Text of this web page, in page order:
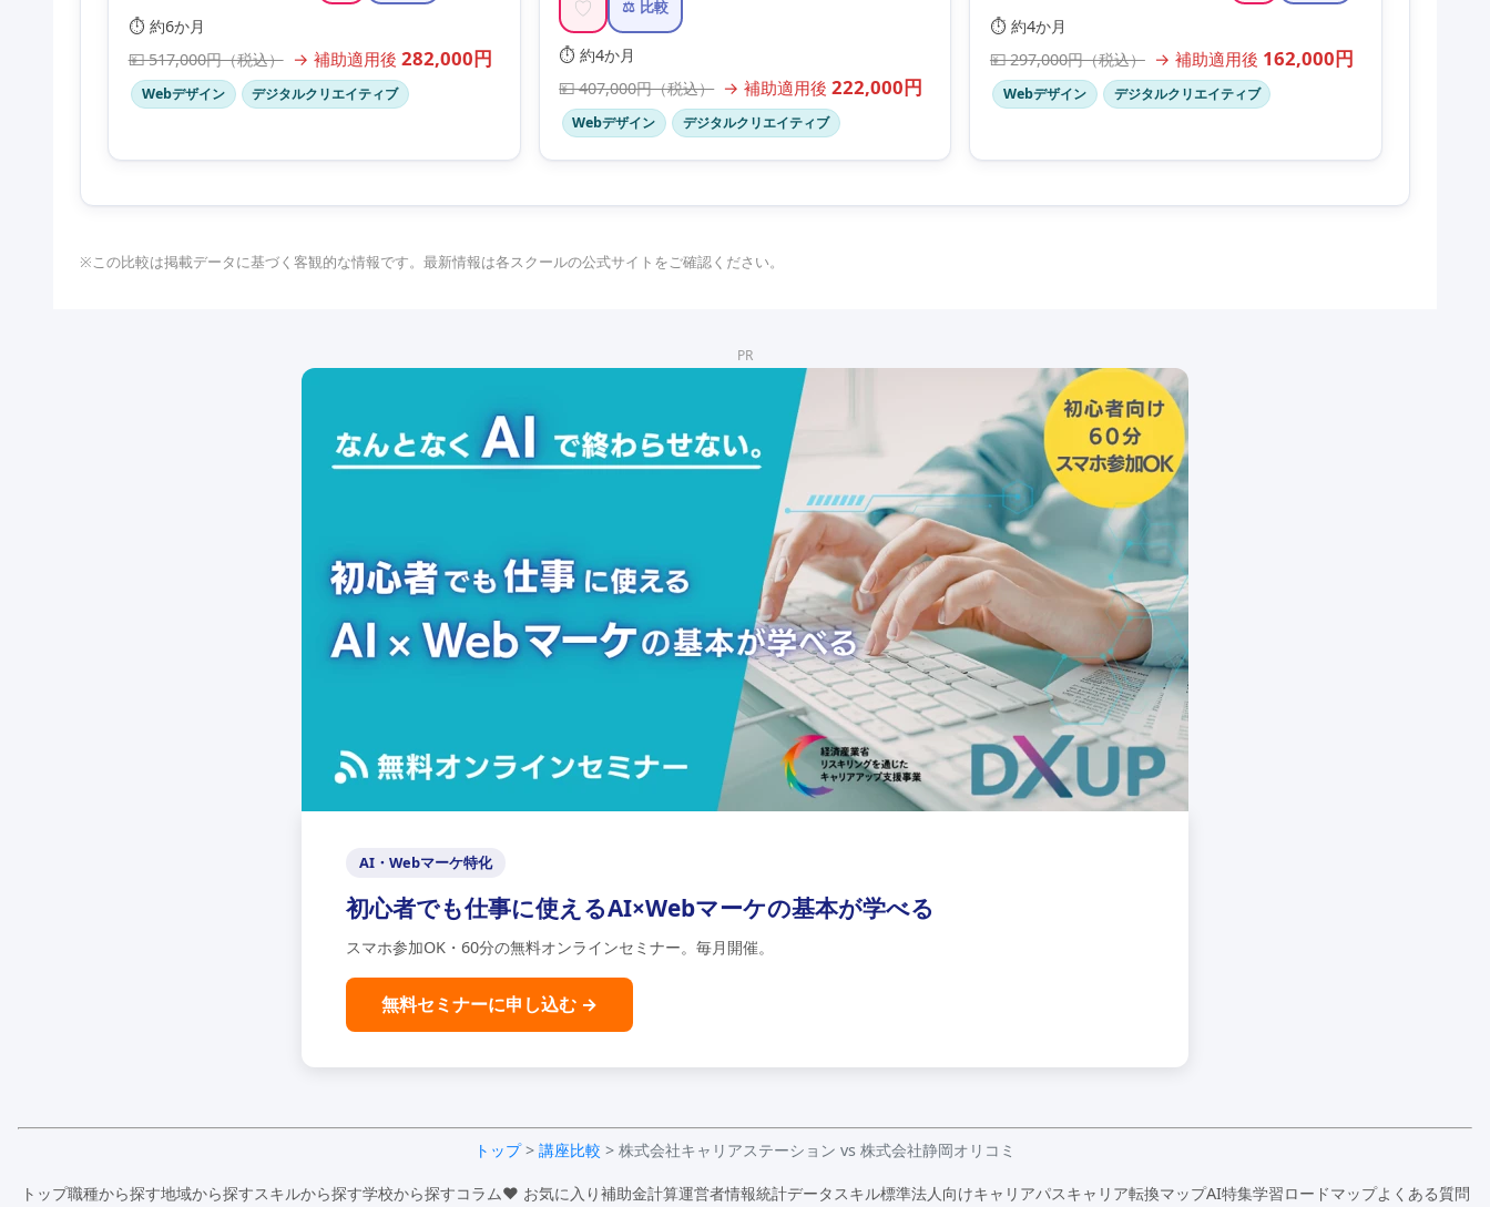
⏱️ 約6か月
💴 517,000円（税込） → 補助適用後 282,000円
Webデザイン デジタルクリエイティブ
♡ ⚖️ 比較
⏱️ 約4か月
💴 407,000円（税込） → 補助適用後222,000円
Webデザイン デジタルクリエイティブ
⏱️ 約4か月
💴 297,000円（税込） → 補助適用後 162,000円
Webデザイン デジタルクリエイティブ
※この比較は掲載データに基づく客観的な情報です。最新情報は各スクールの公式サイトをご確認ください。
PR
AI・Webマーケ特化
初心者でも仕事に使えるAI×Webマーケの基本が学べる
スマホ参加OK・60分の無料オンラインセミナー。毎月開催。
無料セミナーに申し込む →
トップ> 講座比較 > 株式会社キャリアステーション vs 株式会社静岡オリコミ
トップ職種から探す地域から探すスキルから探す学校から探すコラム♥ お気に入り補助金計算運営者情報統計データスキル標準法人向けキャリアパスキャリア転換マップAI特集学習ロードマップよくある質問